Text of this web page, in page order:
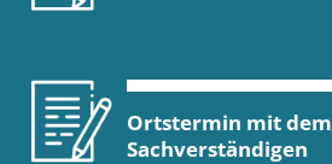
Ortstermin mit dem
Sachverständigen